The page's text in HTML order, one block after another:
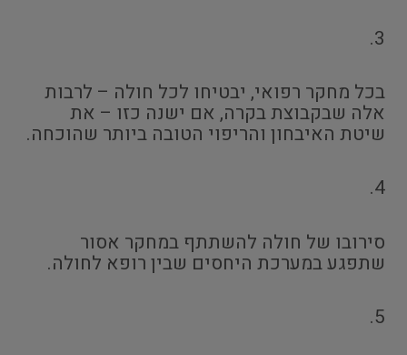
3.
בכל מחקר רפואי, יבטיחו לכל חולה – לרבות
אלה שבקבוצת בקרה, אם ישנה כזו – את
שיטת האיבחון והריפוי הטובה ביותר שהוכחה.
4.
סירובו של חולה להשתתף במחקר אסור
שתפגע במערכת היחסים שבין רופא לחולה.
5.